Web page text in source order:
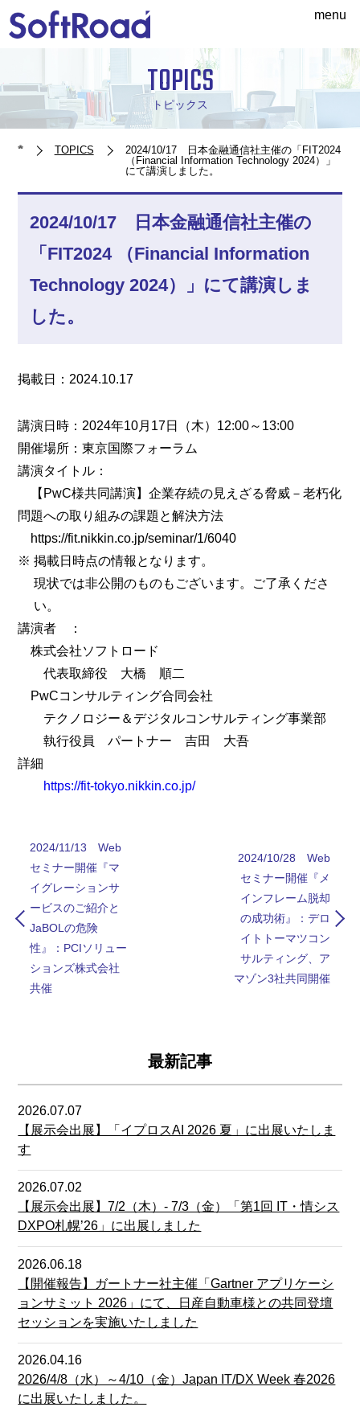
menu
TOPICS
2024/10/17 日本金融通信社主催の「FIT2024
（Financial Information Technology 2024）」
にて講演しました。
TOPICS
トピックス
2024/10/17 日本金融通信社主催の
「FIT2024 （Financial Information
Technology 2024）」にて講演しま
した。
掲載日：2024.10.17
講演日時：2024年10月17日（木）12:00～13:00
開催場所：東京国際フォーラム
講演タイトル：
【PwC様共同講演】企業存続の見えざる脅威－老朽化
問題への取り組みの課題と解決方法
https://fit.nikkin.co.jp/seminar/1/6040
※ 掲載日時点の情報となります。
現状では非公開のものもございます。ご了承くださ
い。
講演者 ：
株式会社ソフトロード
代表取締役 大橋 順二
PwCコンサルティング合同会社
テクノロジー＆デジタルコンサルティング事業部
執行役員 パートナー 吉田 大吾
詳細
https://fit-tokyo.nikkin.co.jp/
2024/11/13 Web
セミナー開催『マ
イグレーションサ
ービスのご紹介と
JaBOLの危険
性』：PCIソリュー
ションズ株式会社
共催
2024/10/28 Web
セミナー開催『メ
インフレーム脱却
の成功術』：デロ
イトトーマツコン
サルティング、ア
マゾン3社共同開催
最新記事
2026.07.07
【展示会出展】「イプロスAI 2026 夏」に出展いたしま
す
2026.07.02
【展示会出展】7/2（木）- 7/3（金）「第1回 IT・情シス
DXPO札幌’26」に出展しました
2026.06.18
【開催報告】ガートナー社主催「Gartner アプリケーシ
ョンサミット 2026」にて、日産自動車様との共同登壇
セッションを実施いたしました
2026.04.16
2026/4/8（水）～4/10（金）Japan IT/DX Week 春2026
に出展いたしました。